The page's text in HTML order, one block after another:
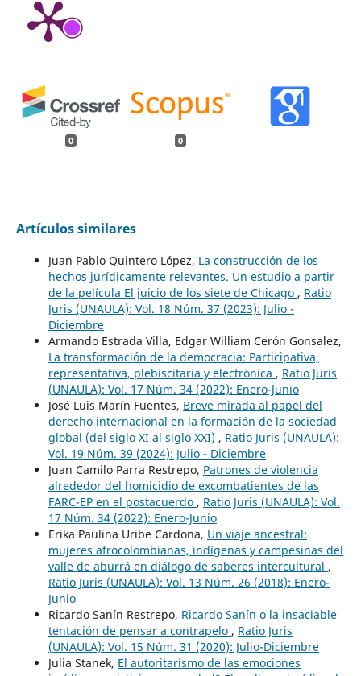
0 0
Artículos similares
Juan Pablo Quintero López, La construcción de los
hechos jurídicamente relevantes. Un estudio a partir
de la película El juicio de los siete de Chicago , Ratio
Juris (UNAULA): Vol. 18 Núm. 37 (2023): Julio -
Diciembre
Armando Estrada Villa, Edgar William Cerón Gonsalez,
La transformación de la democracia: Participativa,
representativa, plebiscitaria y electrónica , Ratio Juris
(UNAULA): Vol. 17 Núm. 34 (2022): Enero-Junio
José Luis Marín Fuentes, Breve mirada al papel del
derecho internacional en la formación de la sociedad
global (del siglo XI al siglo XXI) , Ratio Juris (UNAULA):
Vol. 19 Núm. 39 (2024): Julio - Diciembre
Juan Camilo Parra Restrepo, Patrones de violencia
alrededor del homicidio de excombatientes de las
FARC-EP en el postacuerdo , Ratio Juris (UNAULA): Vol.
17 Núm. 34 (2022): Enero-Junio
Erika Paulina Uribe Cardona, Un viaje ancestral:
mujeres afrocolombianas, indígenas y campesinas del
valle de aburrá en diálogo de saberes intercultural ,
Ratio Juris (UNAULA): Vol. 13 Núm. 26 (2018): Enero-
Junio
Ricardo Sanín Restrepo, Ricardo Sanín o la insaciable
tentación de pensar a contrapelo , Ratio Juris
(UNAULA): Vol. 15 Núm. 31 (2020): Julio-Diciembre
Julia Stanek, El autoritarismo de las emociones